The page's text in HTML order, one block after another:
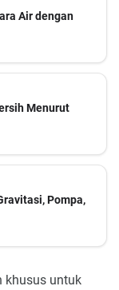
Air dengan
Menurut
Pompa,
khusus untuk